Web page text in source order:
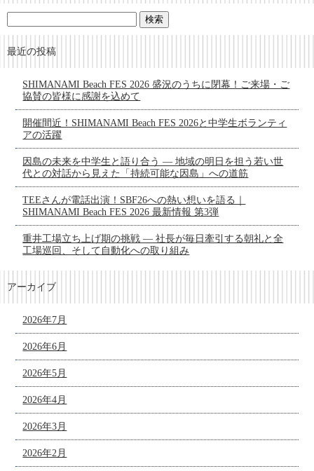
最近の投稿
SHIMANAMI Beach FES 2026 盛況のうちに閉幕！ご来場・ご
協賛の皆様に感謝を込めて
開催間近！SHIMANAMI Beach FES 2026と中学生ボランティ
アの活躍
因島の未来を中学生と語り合う ― 地域の明日を担う若い世
代との対話から見えた「持続可能な因島」への道筋
TEEさんが電話出演！SBF26への熱い想いを語る｜
SHIMANAMI Beach FES 2026 最新情報 第3弾
重井工場立ち上げ期の挑戦 ― 社長が毎日牽引する朝礼と全
工場巡回、そして自動化への取り組み
アーカイブ
2026年7月
2026年6月
2026年5月
2026年4月
2026年3月
2026年2月